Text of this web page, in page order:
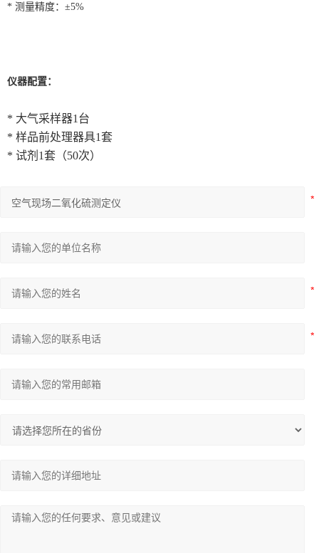
* 测量精度：±5%
仪器配置：
* 大气采样器1台
* 样品前处理器具1套
* 试剂1套（50次）